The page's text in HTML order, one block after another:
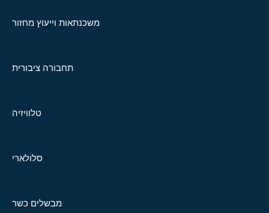
משכנתאות וייעוץ מחזור
תחבורה ציבורית
טלוויזיה
סלולארי
מבשלים כשר